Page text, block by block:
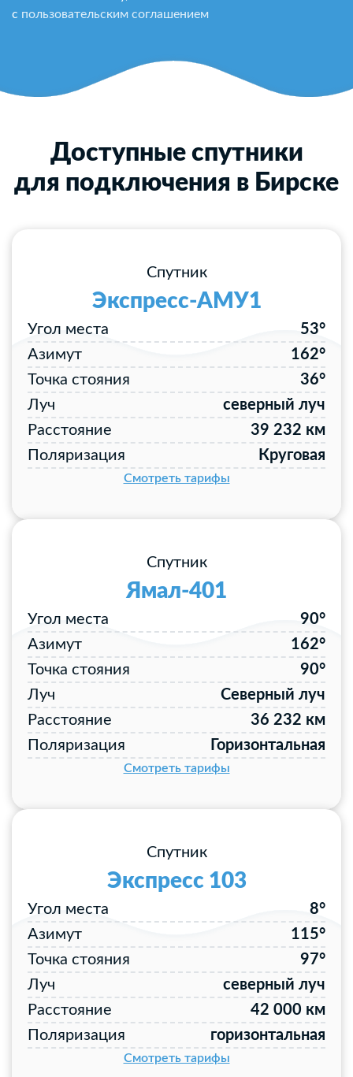
с пользовательским соглашением
Доступные спутники
для подключения в Бирске
Спутник
Экспресс-АМУ1
Угол места
53°
Азимут
162°
Точка стояния
36°
Луч
северный луч
Расстояние
39 232 км
Поляризация
Круговая
Смотреть тарифы
Спутник
Ямал-401
Угол места
90°
Азимут
162°
Точка стояния
90°
Луч
Северный луч
Расстояние
36 232 км
Поляризация
Горизонтальная
Смотреть тарифы
Спутник
Экспресс 103
Угол места
8°
Азимут
115°
Точка стояния
97°
Луч
северный луч
Расстояние
42 000 км
Поляризация
горизонтальная
Смотреть тарифы